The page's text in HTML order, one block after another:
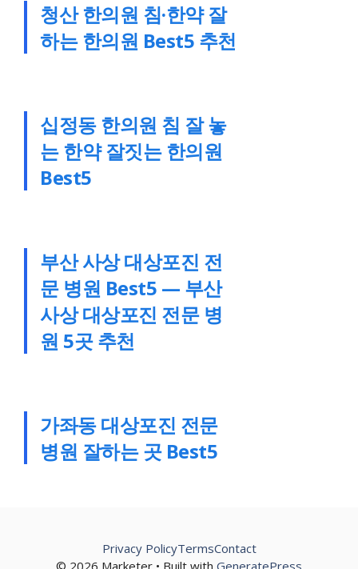
청산 한의원 침·한약 잘
하는 한의원 Best5 추천
십정동 한의원 침 잘 놓
는 한약 잘짓는 한의원
Best5
부산 사상 대상포진 전
문 병원 Best5 — 부산
사상 대상포진 전문 병
원 5곳 추천
가좌동 대상포진 전문
병원 잘하는 곳 Best5
Privacy PolicyTermsContact